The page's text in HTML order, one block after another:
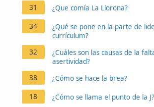
31 ¿Que comía La Llorona?
34
¿Qué se pone en la parte de
currículum?
32
¿Cuáles son las causas de la
asertividad?
38
¿Cómo se hace la brea?
18 ¿Cómo se llama el punto de la J?